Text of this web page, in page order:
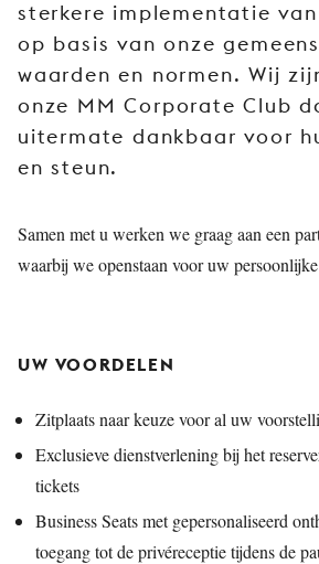
sterkere implementatie
op basis van onze
waarden en normen. Wij
onze MM Corporate Club
uitermate dankbaar voor
en steun.
Samen met u werken we graag aan een
waarbij we openstaan voor uw
UW VOORDELEN
Zitplaats naar keuze voor al uw
Exclusieve dienstverlening bij het
tickets
Business Seats met gepersonaliseerd
toegang tot de privéreceptie tijdens de